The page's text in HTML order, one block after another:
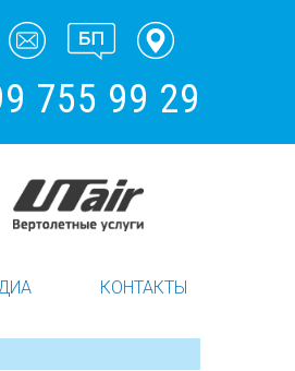
755 99 29
КОНТАКТЫ